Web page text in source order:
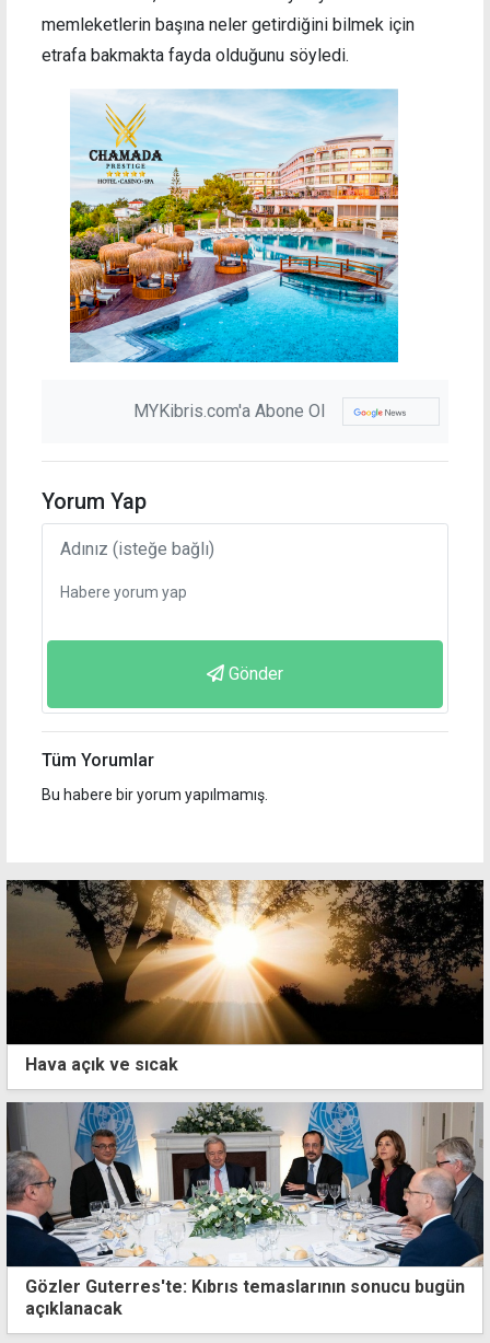
memleketlerin başına neler getirdiğini bilmek için
etrafa bakmakta fayda olduğunu söyledi.
MYKibris.com'a Abone Ol
Yorum Yap
Gönder
Tüm Yorumlar
Bu habere bir yorum yapılmamış.
Hava açık ve sıcak
Gözler Guterres'te: Kıbrıs temaslarının sonucu bugün
açıklanacak